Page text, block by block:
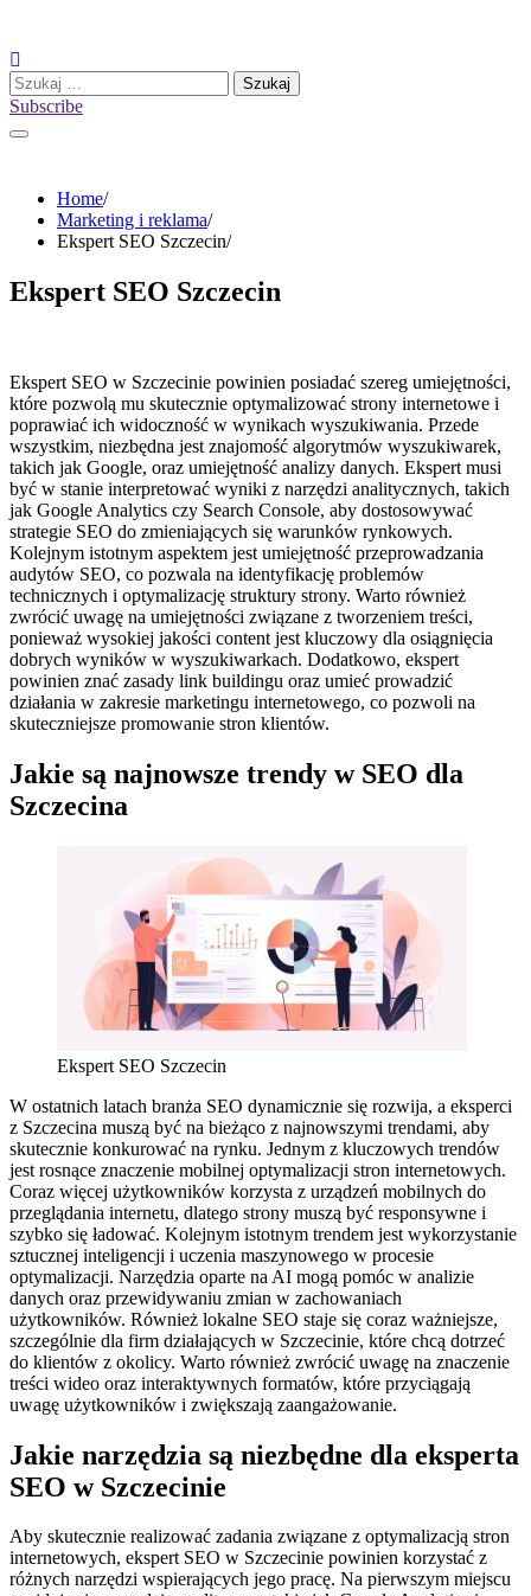
content
Szukaj:
Subscribe
Home
Marketing i reklama
Ekspert SEO Szczecin
Ekspert SEO Szczecin
Ekspert SEO w Szczecinie powinien posiadać szereg umiejętności,
które pozwolą mu skutecznie optymalizować strony internetowe i
poprawiać ich widoczność w wynikach wyszukiwania. Przede
wszystkim, niezbędna jest znajomość algorytmów wyszukiwarek,
takich jak Google, oraz umiejętność analizy danych. Ekspert musi
być w stanie interpretować wyniki z narzędzi analitycznych, takich
jak Google Analytics czy Search Console, aby dostosowywać
strategie SEO do zmieniających się warunków rynkowych.
Kolejnym istotnym aspektem jest umiejętność przeprowadzania
audytów SEO, co pozwala na identyfikację problemów
technicznych i optymalizację struktury strony. Warto również
zwrócić uwagę na umiejętności związane z tworzeniem treści,
ponieważ wysokiej jakości content jest kluczowy dla osiągnięcia
dobrych wyników w wyszukiwarkach. Dodatkowo, ekspert
powinien znać zasady link buildingu oraz umieć prowadzić
działania w zakresie marketingu internetowego, co pozwoli na
skuteczniejsze promowanie stron klientów.
Jakie są najnowsze trendy w SEO dla
Szczecina
Ekspert SEO Szczecin
W ostatnich latach branża SEO dynamicznie się rozwija, a eksperci
z Szczecina muszą być na bieżąco z najnowszymi trendami, aby
skutecznie konkurować na rynku. Jednym z kluczowych trendów
jest rosnące znaczenie mobilnej optymalizacji stron internetowych.
Coraz więcej użytkowników korzysta z urządzeń mobilnych do
przeglądania internetu, dlatego strony muszą być responsywne i
szybko się ładować. Kolejnym istotnym trendem jest wykorzystanie
sztucznej inteligencji i uczenia maszynowego w procesie
optymalizacji. Narzędzia oparte na AI mogą pomóc w analizie
danych oraz przewidywaniu zmian w zachowaniach
użytkowników. Również lokalne SEO staje się coraz ważniejsze,
szczególnie dla firm działających w Szczecinie, które chcą dotrzeć
do klientów z okolicy. Warto również zwrócić uwagę na znaczenie
treści wideo oraz interaktywnych formatów, które przyciągają
uwagę użytkowników i zwiększają zaangażowanie.
Jakie narzędzia są niezbędne dla eksperta
SEO w Szczecinie
Aby skutecznie realizować zadania związane z optymalizacją stron
internetowych, ekspert SEO w Szczecinie powinien korzystać z
różnych narzędzi wspierających jego pracę. Na pierwszym miejscu